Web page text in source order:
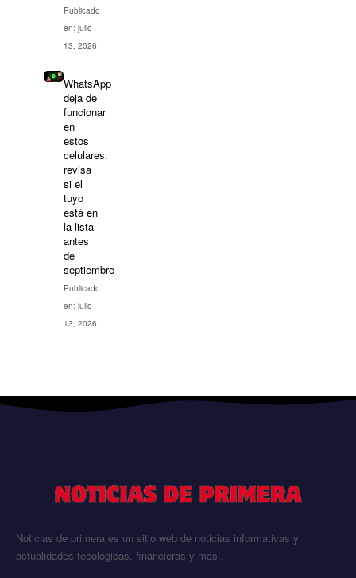
Publicado
en: julio
13, 2026
WhatsApp
deja de
funcionar
en
estos
celulares:
revisa
si el
tuyo
está en
la lista
antes
de
septiembre
Publicado
en: julio
13, 2026
Noticias de primera es un sitio web de noticias informativas y
actualidades tecológicas, financieras y mas..